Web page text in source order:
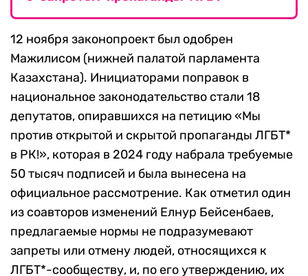
12 ноября законопроект был одобрен
Мажилисом (нижней палатой парламента
Казахстана). Инициаторами поправок в
национальное законодательство стали 18
депутатов, опиравшихся на петицию «Мы
против открытой и скрытой пропаганды ЛГБТ*
в РК!», которая в 2024 году набрала требуемые
50 тысяч подписей и была вынесена на
официальное рассмотрение. Как отметил один
из соавторов изменений Елнур Бейсенбаев,
предлагаемые нормы не подразумевают
запреты или отмену людей, относящихся к
ЛГБТ*-сообществу, и, по его утверждению, их